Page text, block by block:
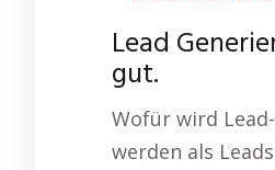
Lead
gut.
Wofür wird
werden als